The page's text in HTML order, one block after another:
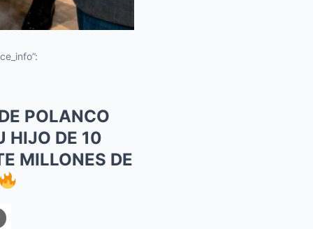
POLANCO
HIJO DE 10
MILLONES DE